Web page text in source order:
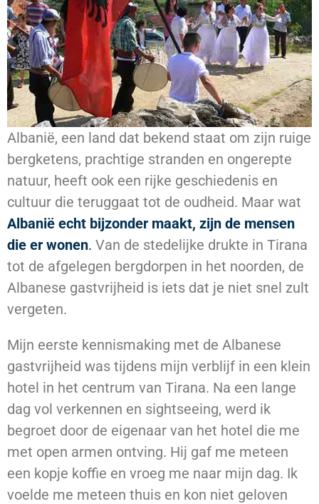
Albanië, een land dat bekend staat om zijn ruige
bergketens, prachtige stranden en ongerepte
natuur, heeft ook een rijke geschiedenis en
cultuur die teruggaat tot de oudheid. Maar wat
Albanië echt bijzonder maakt, zijn de mensen
die er wonen. Van de stedelijke drukte in Tirana
tot de afgelegen bergdorpen in het noorden, de
Albanese gastvrijheid is iets dat je niet snel zult
vergeten.
Mijn eerste kennismaking met de Albanese
gastvrijheid was tijdens mijn verblijf in een klein
hotel in het centrum van Tirana. Na een lange
dag vol verkennen en sightseeing, werd ik
begroet door de eigenaar van het hotel die me
met open armen ontving. Hij gaf me meteen
een kopje koffie en vroeg me naar mijn dag. Ik
voelde me meteen thuis en kon niet geloven